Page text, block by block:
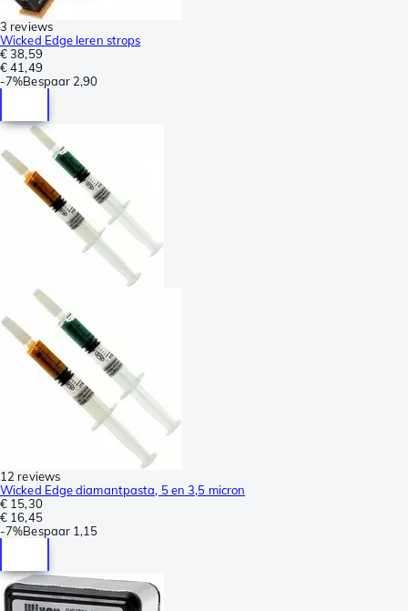
3 reviews
Wicked Edge leren strops
€ 38,59
€ 41,49
-7%Bespaar 2,90
12 reviews
Wicked Edge diamantpasta, 5 en 3,5 micron
€ 15,30
€ 16,45
-7%Bespaar 1,15